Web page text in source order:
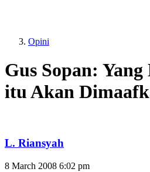
Opini
Gus Sopan:
itu Akan
L. Riansyah
8 March 2008 6:02 pm